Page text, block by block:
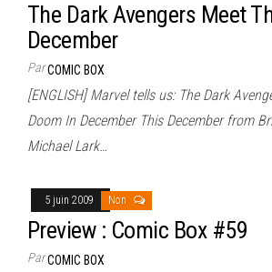
The Dark Avengers Meet
December
ParCOMIC BOX
[ENGLISH] Marvel tells us: The Dark
Doom In December This December from
Michael Lark…
5 juin 2009 Non
Preview : Comic Box #59
ParCOMIC BOX